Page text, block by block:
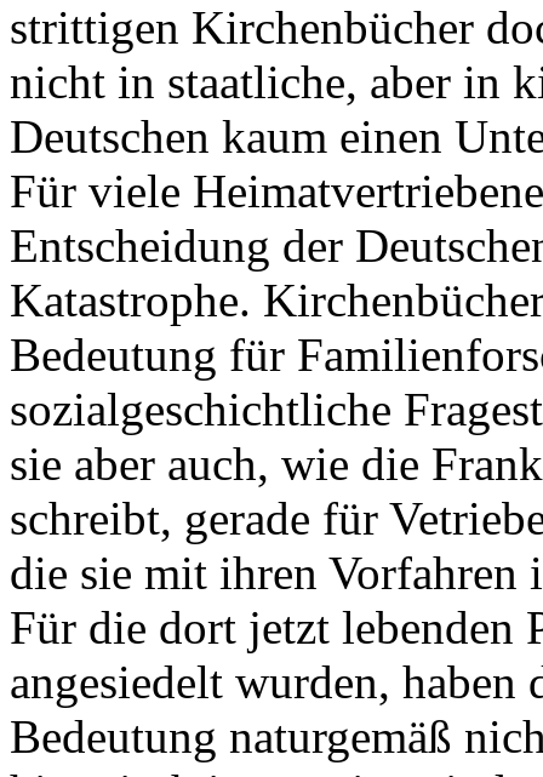
strittigen Kirchenbücher
nicht in staatliche, aber in
Deutschen kaum einen
Für viele
Entscheidung der
Katastrophe.
Bedeutung für
sozialgeschichtliche
sie aber auch, wie die
schreibt, gerade für
die sie mit ihren Vorfahren
Für die dort jetzt lebenden
angesiedelt wurden,
Bedeutung naturgemäß